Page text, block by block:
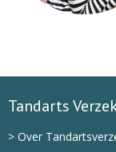
Tandarts
> Over